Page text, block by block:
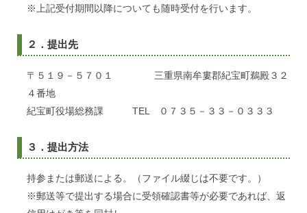
※上記受付期間以降についても随時受付を行います。
２．提出先
〒５１９－５７０１ 三重県南牟婁郡紀宝町鵜殿３２
４番地
紀宝町役場総務課 TEL ０７３５－３３－０３３３
３．提出方法
持参または郵送による。（ファイル綴じは不要です。）
※郵送等で提出する場合に受領確認書等が必要であれば、返